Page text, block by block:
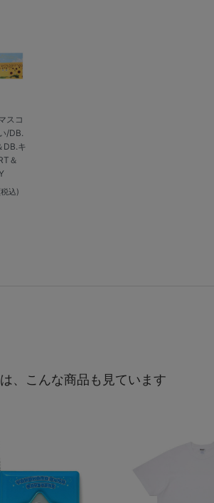
スコ
/DB.
DB.キ
＆
込)
、こんな商品も見ています